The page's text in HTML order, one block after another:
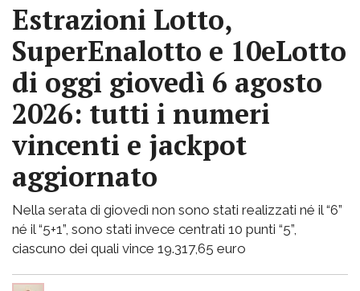
Estrazioni Lotto,
SuperEnalotto e 10eLotto
di oggi giovedì 6 agosto
2026: tutti i numeri
vincenti e jackpot
aggiornato
Nella serata di giovedì non sono stati realizzati né il “6”
né il “5+1”, sono stati invece centrati 10 punti “5”,
ciascuno dei quali vince 19.317,65 euro